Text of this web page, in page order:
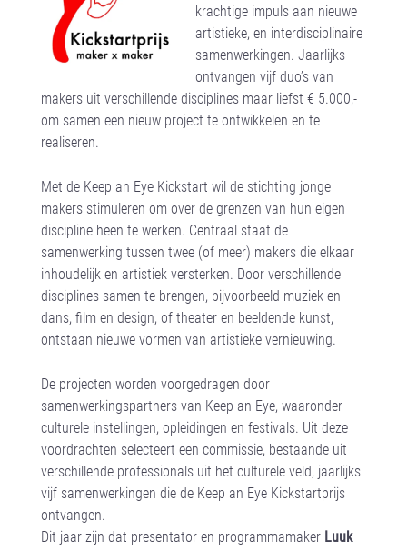
krachtige impuls aan nieuwe
artistieke, en interdisciplinaire
samenwerkingen. Jaarlijks
ontvangen vijf duo’s van
makers uit verschillende disciplines maar liefst € 5.000,-
om samen een nieuw project te ontwikkelen en te
realiseren.
Met de Keep an Eye Kickstart wil de stichting jonge
makers stimuleren om over de grenzen van hun eigen
discipline heen te werken. Centraal staat de
samenwerking tussen twee (of meer) makers die elkaar
inhoudelijk en artistiek versterken. Door verschillende
disciplines samen te brengen, bijvoorbeeld muziek en
dans, film en design, of theater en beeldende kunst,
ontstaan nieuwe vormen van artistieke vernieuwing.
De projecten worden voorgedragen door
samenwerkingspartners van Keep an Eye, waaronder
culturele instellingen, opleidingen en festivals. Uit deze
voordrachten selecteert een commissie, bestaande uit
verschillende professionals uit het culturele veld, jaarlijks
vijf samenwerkingen die de Keep an Eye Kickstartprijs
ontvangen.
Dit jaar zijn dat presentator en programmamaker Luuk